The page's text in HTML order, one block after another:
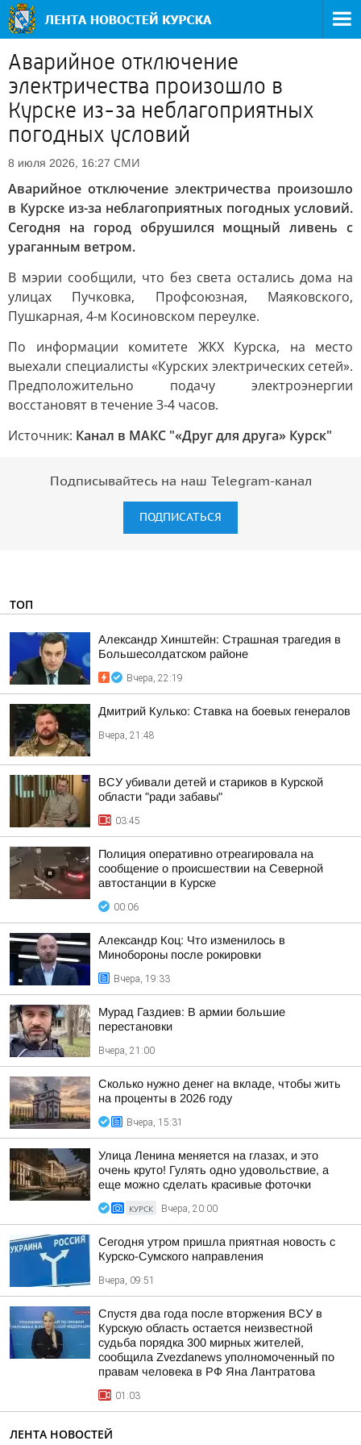
Аварийное отключение
электричества произошло в
Курске из-за неблагоприятных
погодных условий
8 июля 2026, 16:27 СМИ
Аварийное отключение электричества произошло
в Курске из-за неблагоприятных погодных условий.
Сегодня на город обрушился мощный ливень с
ураганным ветром.
В мэрии сообщили, что без света остались дома на
улицах Пучковка, Профсоюзная, Маяковского,
Пушкарная, 4-м Косиновском переулке.
По информации комитете ЖКХ Курска, на место
выехали специалисты «Курских электрических сетей».
Предположительно подачу электроэнергии
восстановят в течение 3-4 часов.
Источник: Канал в МАКС "«Друг для друга» Курск"
Подписывайтесь на наш Telegram-канал
ПОДПИСАТЬСЯ
ТОП
Александр Хинштейн: Страшная трагедия в
Большесолдатском районе
Вчера, 22:19
Дмитрий Кулько: Ставка на боевых генералов
Вчера, 21:48
ВСУ убивали детей и стариков в Курской
области "ради забавы"
03:45
Полиция оперативно отреагировала на
сообщение о происшествии на Северной
автостанции в Курске
00:06
Александр Коц: Что изменилось в
Минобороны после рокировки
Вчера, 19:33
Мурад Газдиев: В армии большие
перестановки
Вчера, 21:00
Сколько нужно денег на вкладе, чтобы жить
на проценты в 2026 году
Вчера, 15:31
Улица Ленина меняется на глазах, и это
очень круто! Гулять одно удовольствие, а
еще можно сделать красивые фоточки
КУРСК Вчера, 20:00
Сегодня утром пришла приятная новость с
Курско-Сумского направления
Вчера, 09:51
Спустя два года после вторжения ВСУ в
Курскую область остается неизвестной
судьба порядка 300 мирных жителей,
сообщила Zvezdanews уполномоченный по
правам человека в РФ Яна Лантратова
01:03
ЛЕНТА НОВОСТЕЙ